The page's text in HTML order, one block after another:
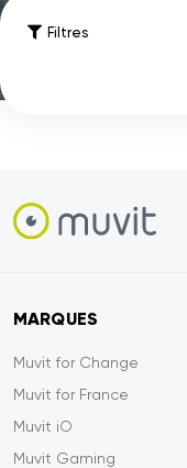
Filtres
MARQUES
Muvit for Change
Muvit for France
Muvit iO
Muvit Gaming